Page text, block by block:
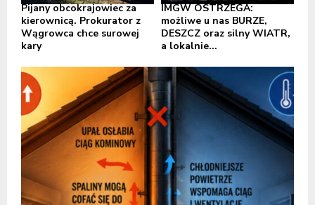
Pijany obcokrajowiec za
kierownicą. Prokurator z
Wągrowca chce surowej
kary
IMGW OSTRZEGA:
możliwe u nas BURZE,
DESZCZ oraz silny WIATR,
a lokalnie...